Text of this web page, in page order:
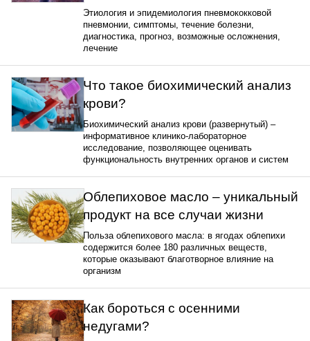
Этиология и эпидемиология пневмококковой
пневмонии, симптомы, течение болезни,
диагностика, прогноз, возможные осложнения,
лечение
Что такое биохимический анализ
крови?
Биохимический анализ крови (развернутый) –
информативное клинико-лабораторное
исследование, позволяющее оценивать
функциональность внутренних органов и систем
Облепиховое масло – уникальный
продукт на все случаи жизни
Польза облепихового масла: в ягодах облепихи
содержится более 180 различных веществ,
которые оказывают благотворное влияние на
организм
Как бороться с осенними
недугами?